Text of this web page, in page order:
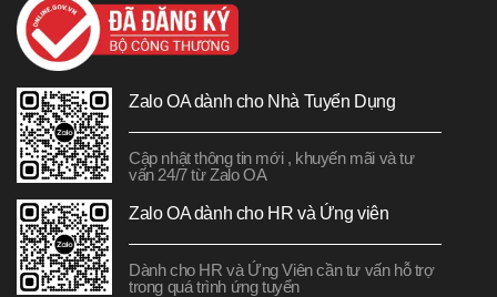
Zalo OA dành cho Nhà Tuyển Dụng
Cập nhật thông tin mới , khuyến mãi và tư
vấn 24/7 từ Zalo OA
Zalo OA dành cho HR và Ứng viên
Dành cho HR và Ứng Viên cần tư vấn hỗ trợ
trong quá trình ứng tuyển